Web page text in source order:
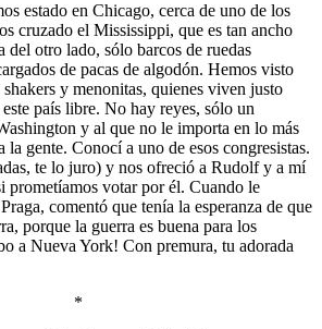
estado en Chicago, cerca de uno de los
cruzado el Mississippi, que es tan ancho
del otro lado, sólo barcos de ruedas
de pacas de algodón. Hemos visto
y menonitas, quienes viven justo
país libre. No hay reyes, sólo un
y al que no le importa en lo más
la gente. Conocí a uno de esos congresistas.
te lo juro) y nos ofreció a Rudolf y a mí
prometíamos votar por él. Cuando le
comentó que tenía la esperanza de que
porque la guerra es buena para los
a Nueva York! Con premura, tu adorada
*